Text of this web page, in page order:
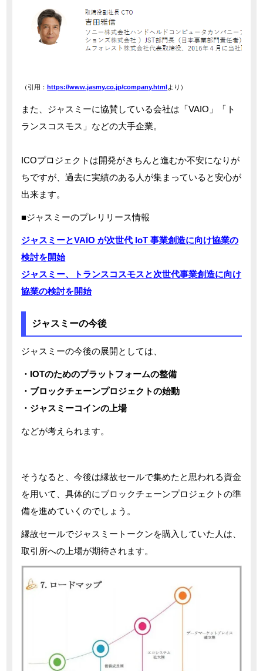
（引用：https://www.jasmy.co.jp/company.htmlより）
また、ジャスミーに協賛している会社は「VAIO」「ト
ランスコスモス」などの大手企業。
ICOプロジェクトは開発がきちんと進むか不安になりが
ちですが、過去に実績のある人が集まっていると安心が
出来ます。
■ジャスミーのプレリリース情報
ジャスミーとVAIO が次世代 IoT 事業創造に向け協業の
検討を開始
ジャスミー、トランスコスモスと次世代事業創造に向け
協業の検討を開始
ジャスミーの今後
ジャスミーの今後の展開としては、
・IOTのためのプラットフォームの整備
・ブロックチェーンプロジェクトの始動
・ジャスミーコインの上場
などが考えられます。
そうなると、今後は縁故セールで集めたと思われる資金
を用いて、具体的にブロックチェーンプロジェクトの準
備を進めていくのでしょう。
縁故セールでジャスミートークンを購入していた人は、
取引所への上場が期待されます。